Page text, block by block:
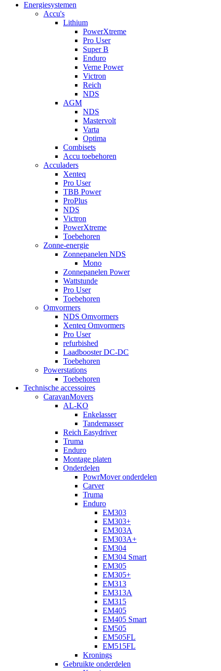
Energiesystemen
Accu's
Lithium
PowerXtreme
Pro User
Super B
Enduro
Verne Power
Victron
Reich
NDS
AGM
NDS
Mastervolt
Varta
Optima
Combisets
Accu toebehoren
Acculaders
Xenteq
Pro User
TBB Power
ProPlus
NDS
Victron
PowerXtreme
Toebehoren
Zonne-energie
Zonnepanelen NDS
Mono
Zonnepanelen Power
Wattstunde
Pro User
Toebehoren
Omvormers
NDS Omvormers
Xenteq Omvormers
Pro User
refurbished
Laadbooster DC-DC
Toebehoren
Powerstations
Toebehoren
Technische accessoires
CaravanMovers
AL-KO
Enkelasser
Tandemasser
Reich Easydriver
Truma
Enduro
Montage platen
Onderdelen
PowrMover onderdelen
Carver
Truma
Enduro
EM303
EM303+
EM303A
EM303A+
EM304
EM304 Smart
EM305
EM305+
EM313
EM313A
EM315
EM405
EM405 Smart
EM505
EM505FL
EM515FL
Kronings
Gebruikte onderdelen